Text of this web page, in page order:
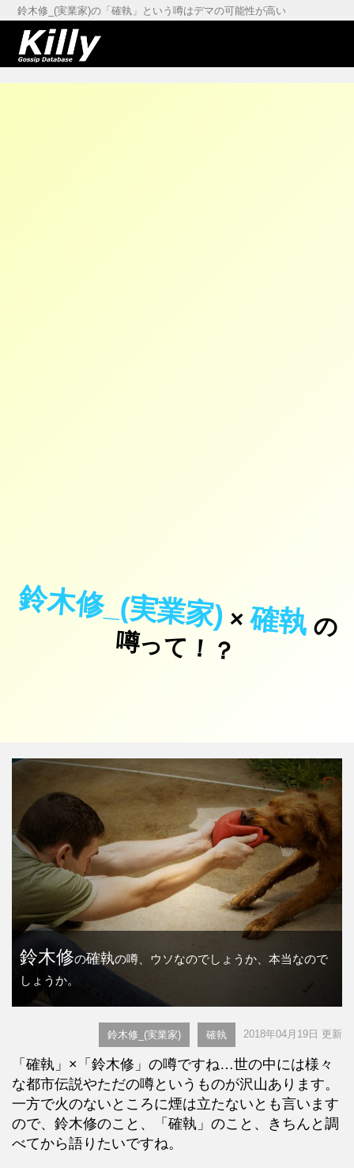
鈴木修_(実業家)の「確執」という噂はデマの可能性が高い
鈴木修_(実業家) ×確執の
噂
っ
て
！
？
鈴木修の確執の噂、ウソなのでしょうか、本当なので
しょうか。
鈴木修_(実業家) 確執 2018年04月19日 更新
「確執」×「鈴木修」の噂ですね…世の中には様々
な都市伝説やただの噂というものが沢山あります。
一方で火のないところに煙は立たないとも言います
ので、鈴木修のこと、「確執」のこと、きちんと調
べてから語りたいですね。